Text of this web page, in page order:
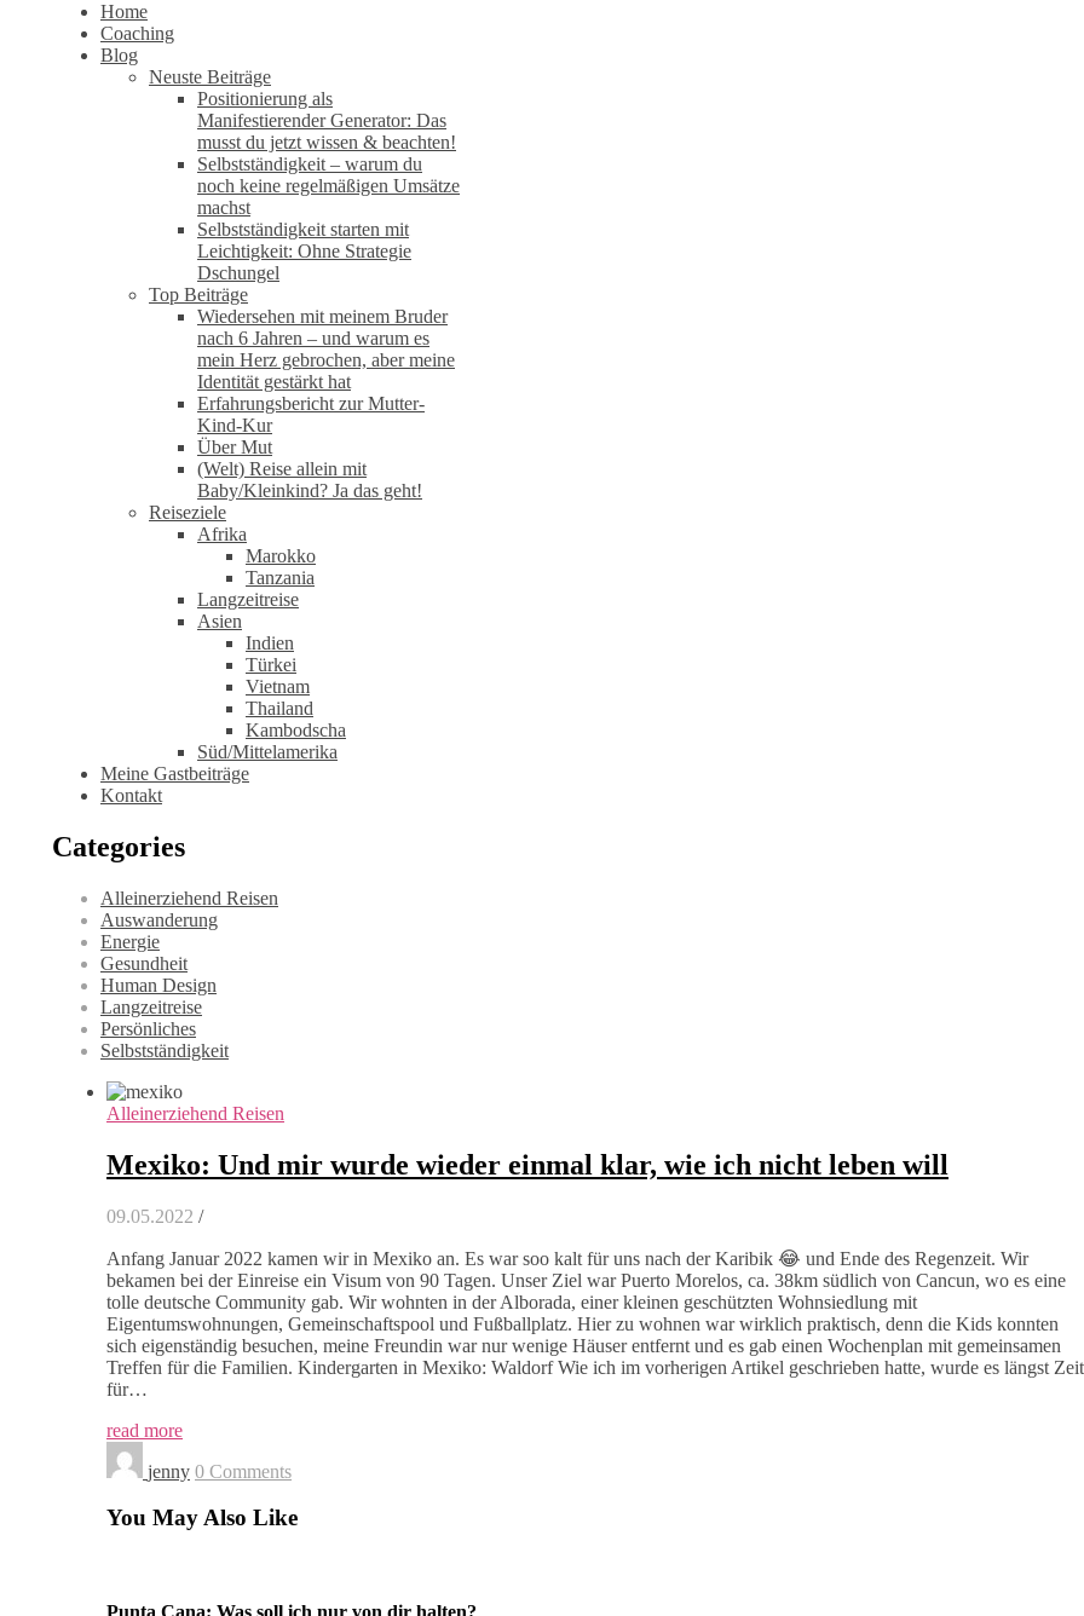
Home
Coaching
Blog
Neuste Beiträge
Positionierung als
Manifestierender Generator: Das
musst du jetzt wissen & beachten!
Selbstständigkeit – warum du
noch keine regelmäßigen Umsätze
machst
Selbstständigkeit starten mit
Leichtigkeit: Ohne Strategie
Dschungel
Top Beiträge
Wiedersehen mit meinem Bruder
nach 6 Jahren – und warum es
mein Herz gebrochen, aber meine
Identität gestärkt hat
Erfahrungsbericht zur Mutter-
Kind-Kur
Über Mut
(Welt) Reise allein mit
Baby/Kleinkind? Ja das geht!
Reiseziele
Afrika
Marokko
Tanzania
Langzeitreise
Asien
Indien
Türkei
Vietnam
Thailand
Kambodscha
Süd/Mittelamerika
Meine Gastbeiträge
Kontakt
Categories
Alleinerziehend Reisen
Auswanderung
Energie
Gesundheit
Human Design
Langzeitreise
Persönliches
Selbstständigkeit
Alleinerziehend Reisen
Mexiko: Und mir wurde wieder einmal klar, wie ich nicht leben will
09.05.2022 /
Anfang Januar 2022 kamen wir in Mexiko an. Es war soo kalt für uns nach der Karibik 😂 und Ende des Regenzeit. Wir
bekamen bei der Einreise ein Visum von 90 Tagen. Unser Ziel war Puerto Morelos, ca. 38km südlich von Cancun, wo es eine
tolle deutsche Community gab. Wir wohnten in der Alborada, einer kleinen geschützten Wohnsiedlung mit
Eigentumswohnungen, Gemeinschaftspool und Fußballplatz. Hier zu wohnen war wirklich praktisch, denn die Kids konnten
sich eigenständig besuchen, meine Freundin war nur wenige Häuser entfernt und es gab einen Wochenplan mit gemeinsamen
Treffen für die Familien. Kindergarten in Mexiko: Waldorf Wie ich im vorherigen Artikel geschrieben hatte, wurde es längst Zeit
für…
read more
jenny 0 Comments
You May Also Like